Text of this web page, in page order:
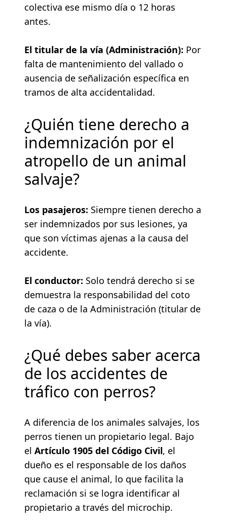
colectiva ese mismo día o 12 horas
antes.
El titular de la vía (Administración): Por
falta de mantenimiento del vallado o
ausencia de señalización específica en
tramos de alta accidentalidad.
¿Quién tiene derecho a
indemnización por el
atropello de un animal
salvaje?
Los pasajeros: Siempre tienen derecho a
ser indemnizados por sus lesiones, ya
que son víctimas ajenas a la causa del
accidente.
El conductor: Solo tendrá derecho si se
demuestra la responsabilidad del coto
de caza o de la Administración (titular de
la vía).
¿Qué debes saber acerca
de los accidentes de
tráfico con perros?
A diferencia de los animales salvajes, los
perros tienen un propietario legal. Bajo
el Artículo 1905 del Código Civil, el
dueño es el responsable de los daños
que cause el animal, lo que facilita la
reclamación si se logra identificar al
propietario a través del microchip.